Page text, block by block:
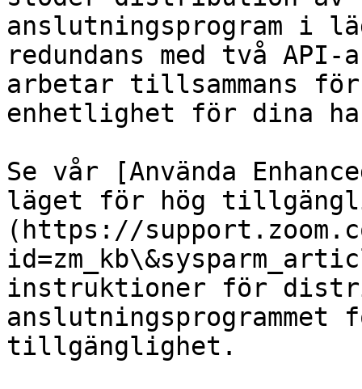
anslutningsprogram i
redundans med två API-
arbetar tillsammans
enhetlighet för dina
Se vår [Använda
läget för hög
(https://
instruktioner för
tillgänglighet.